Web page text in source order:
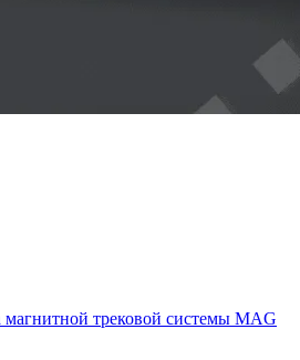
магнитной трековой системы MAG